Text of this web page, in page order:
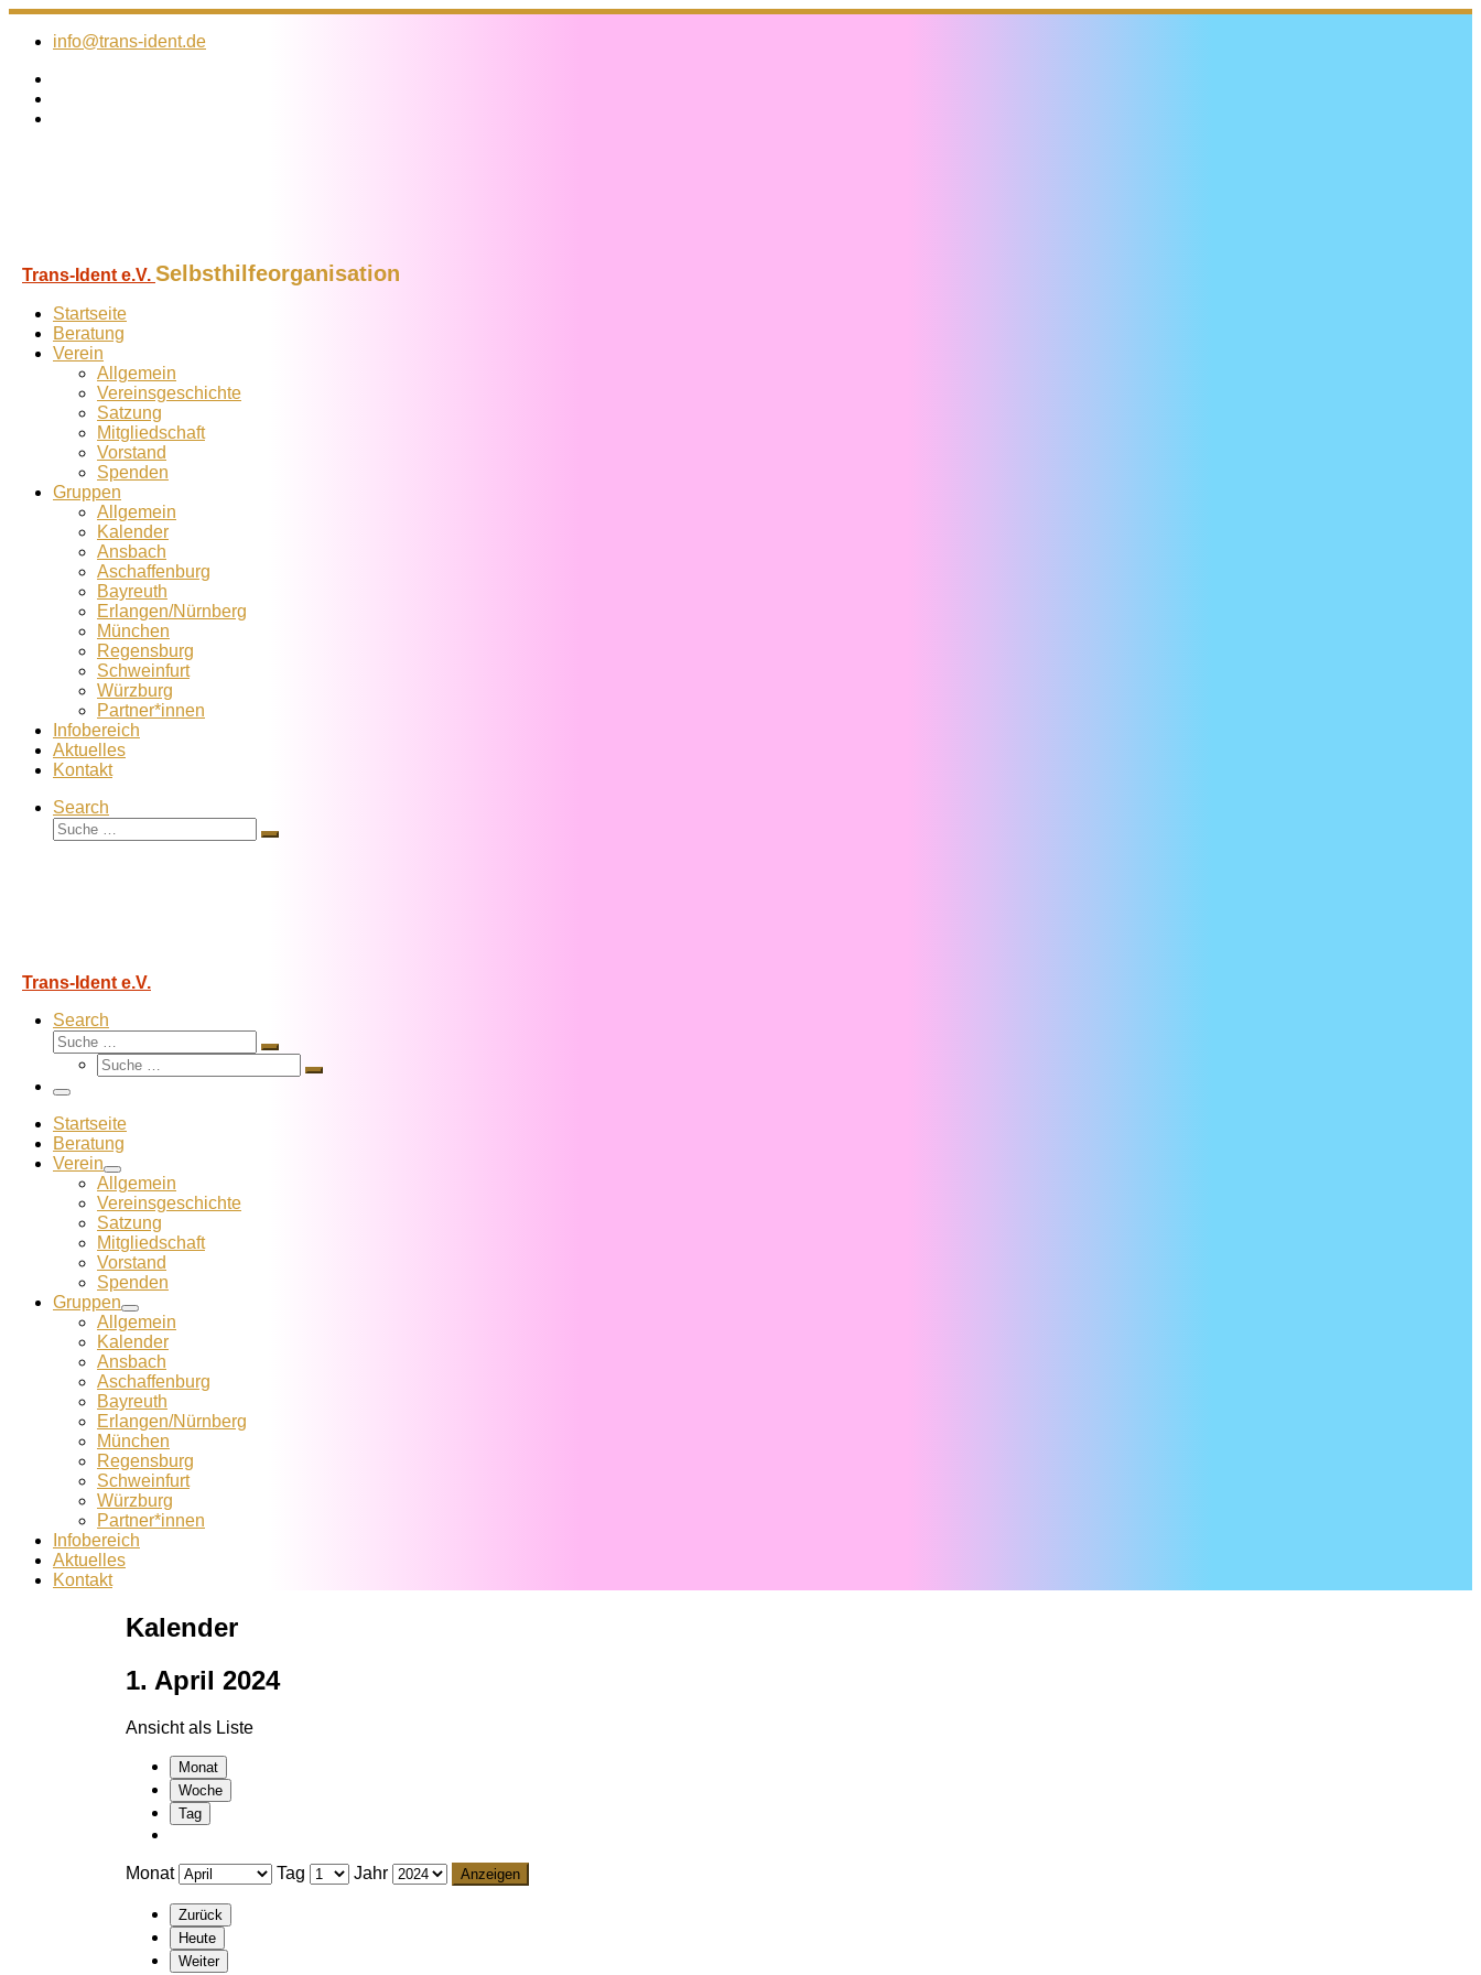
Zum
Inhalt
info@trans-ident.de
Trans-Ident e.V. Selbsthilfeorganisation
Startseite
Beratung
Verein
Allgemein
Vereins­geschichte
Satzung
Mitglied­schaft
Vorstand
Spenden
Gruppen
Allgemein
Kalender
Ansbach
Aschaffenburg
Bayreuth
Erlangen/Nürnberg
München
Regensburg
Schweinfurt
Würzburg
Partner*innen
Infobereich
Aktuelles
Kontakt
Search
Suche
Suche
Trans-Ident e.V.
Search
Suche
Suche
Suche
Suche
Menü
Startseite
Beratung
Verein
Allgemein
Vereins­geschichte
Satzung
Mitglied­schaft
Vorstand
Spenden
Gruppen
Allgemein
Kalender
Ansbach
Aschaffenburg
Bayreuth
Erlangen/Nürnberg
München
Regensburg
Schweinfurt
Würzburg
Partner*innen
Infobereich
Aktuelles
Kontakt
Kalender
1. April 2024
Ansicht als Liste
Monat
Woche
Tag
Monat Tag Jahr
Zurück
Heute
Weiter